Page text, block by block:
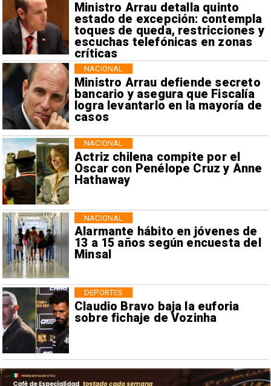
Ministro Arrau detalla quinto
estado de excepción: contempla
toques de queda, restricciones y
escuchas telefónicas en zonas
críticas
Ministro Arrau defiende secreto
bancario y asegura que Fiscalía
logra levantarlo en la mayoría de
casos
NACIONAL
Actriz chilena compite por el
Oscar con Penélope Cruz y Anne
Hathaway
NACIONAL
Alarmante hábito en jóvenes de
13 a 15 años según encuesta del
Minsal
NACIONAL
Claudio Bravo baja la euforia
sobre fichaje de Vozinha
DEPORTES